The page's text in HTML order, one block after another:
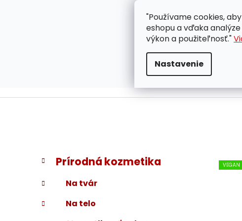
"Používame cookies,
eshopu a vďaka
výkon a použiteľnosť."
Nastavenie
ZÁKAZNÍCKA PODPORA
B
č
ý
Preskočiť
kategórie
K
a
t
e
g
ó
Prírodná kozmetika
Na tvár
Na telo
VEGAN